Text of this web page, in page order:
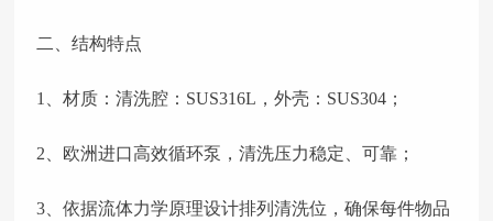
二、结构特点
1、材质：清洗腔：SUS316L，外壳：SUS304；
2、欧洲进口高效循环泵，清洗压力稳定、可靠；
3、依据流体力学原理设计排列清洗位，确保每件物品